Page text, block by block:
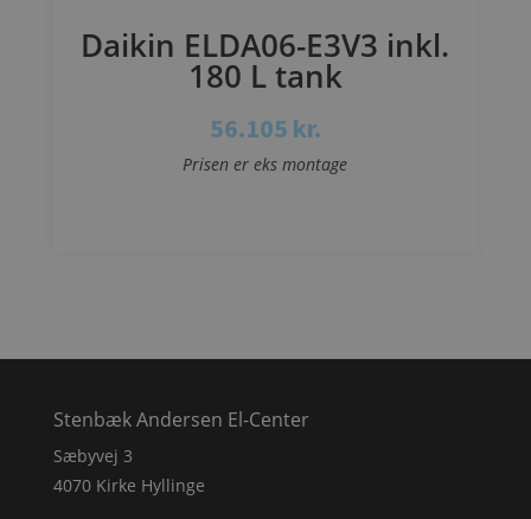
Daikin ELDA06-E3V3 inkl.
180 L tank
56.105 kr.
Prisen er eks montage
Stenbæk Andersen El-Center
Sæbyvej 3
4070 Kirke Hyllinge